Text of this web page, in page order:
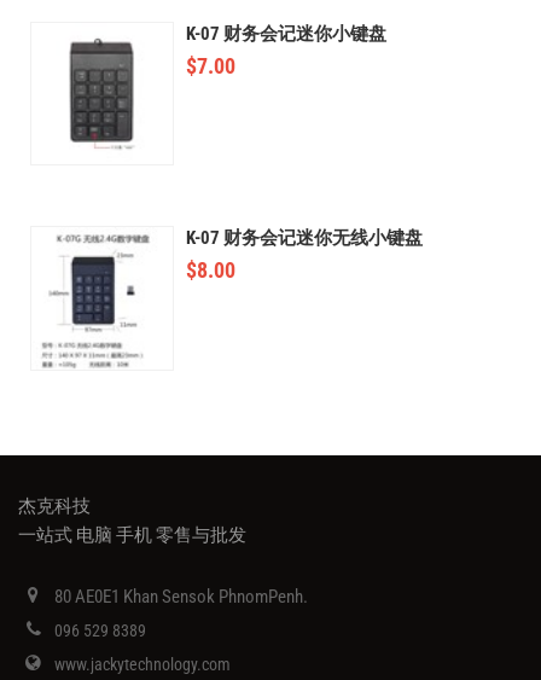
K-07 财务会记迷你小键盘
$7.00
K-07 财务会记迷你无线小键盘
$8.00
杰克科技
一站式 电脑 手机 零售与批发
80 AE0E1 Khan Sensok PhnomPenh.
096 529 8389
www.jackytechnology.com